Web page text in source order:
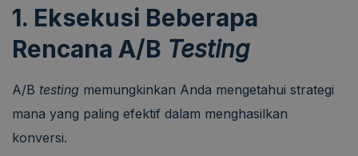
1. Eksekusi Beberapa
Rencana A/B Testing
A/B testing memungkinkan Anda mengetahui strategi
mana yang paling efektif dalam menghasilkan
konversi.